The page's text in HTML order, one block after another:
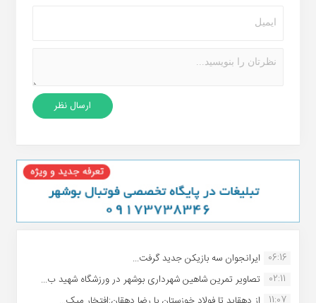
06:16 ایرانجوان سه بازیکن جدید گرفت...
02:11
تصاویر تمرین شاهین شهردارى بوشهر در ورزشگاه شهید ب...